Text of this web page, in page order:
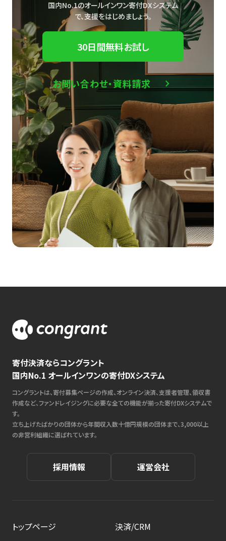
国内No.1のオールインワン寄付DXシステム
で、支援をはじめましょう。
30日間無料お試し
お問い合わせ・資料請求
寄付決済ならコングラント
国内No.1 オールインワンの寄付DXシステム
コングラントは、寄付募集ページの作成、オンライン決済、支援者管理、領収書
作成など、ファンドレイジングに必要な全ての機能が揃った寄付DXシステムで
す。
立ち上げたばかりの団体から年間収入数十億円規模の団体まで、3,000以上
の非営利組織に選ばれています。
採用情報 運営会社
トップページ
決済/CRM